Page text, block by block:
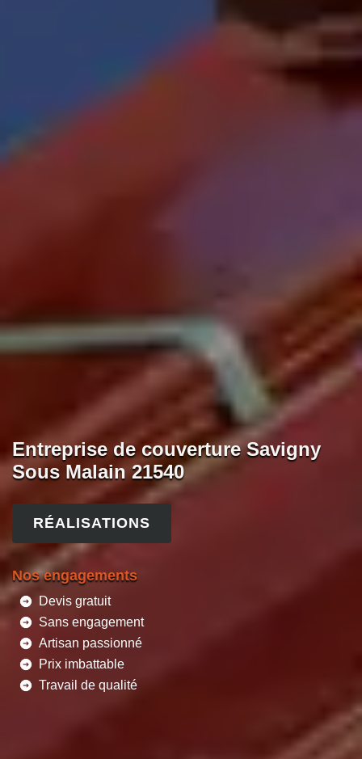
Entreprise de couverture Savigny
Sous Malain 21540
RÉALISATIONS
Nos engagements
Devis gratuit
Sans engagement
Artisan passionné
Prix imbattable
Travail de qualité